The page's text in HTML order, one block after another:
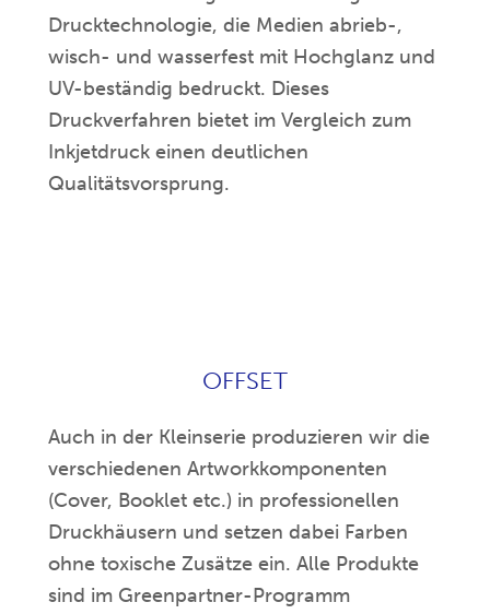
Drucktechnologie, die Medien abrieb-,
wisch- und wasserfest mit Hochglanz und
UV-beständig bedruckt. Dieses
Druckverfahren bietet im Vergleich zum
Inkjetdruck einen deutlichen
Qualitätsvorsprung.
OFFSET
Auch in der Kleinserie produzieren wir die
verschiedenen Artworkkomponenten
(Cover, Booklet etc.) in professionellen
Druckhäusern und setzen dabei Farben
ohne toxische Zusätze ein. Alle Produkte
sind im Greenpartner-Programm